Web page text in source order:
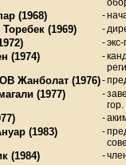
(1968) -
(1969) -
-
(1974) -
Жанболат (1976)-
(1977) -
-
(1983) -
(1984) -